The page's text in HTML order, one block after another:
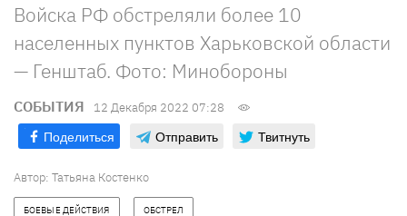
Войска РФ обстреляли более 10
населенных пунктов Харьковской области
— Генштаб. Фото: Минобороны
СОБЫТИЯ 12 Декабря 2022 07:28
Поделиться Отправить Твитнуть
Автор: Татьяна Костенко
БОЕВЫЕ ДЕЙСТВИЯ ОБСТРЕЛ